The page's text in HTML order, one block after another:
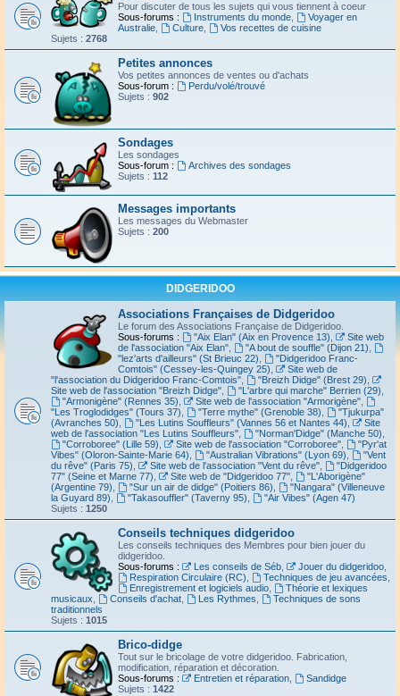
Pour discuter de tous les sujets qui vous tiennent à coeur
Sous-forums :
Instruments du monde,
Voyager en
Australie
Culture,
Vos recettes de cuisine
Sujets : 2768
Petites annonces
Vos petites annonces de ventes ou d'achats
Sous-forum :
Perdu/volé/trouvé
Sujets : 902
Sondages
Les sondages
Sous-forum :
Archives des sondages
Sujets : 112
Messages importants
Les messages du Webmaster
Sujets : 200
DIDGERIDOO
Associations Françaises de Didgeridoo
Le forum des Associations Française de Didgeridoo.
Sous-forums :
"Aix Elan" (Aix en Provence 13)
Site web
de l'association "Aix Elan"
"A bout de souffle" (Dijon 21)
"lez'arts d'ailleurs" (St Brieuc 22)
"Didgeridoo Franc-
Comtois" (Cessey-les-Quingey 25)
Site web de
"l'association du Didgeridoo Franc-Comtois"
"Breizh Didge" (Brest 29)
Site web de l'association "Breizh Didge"
"L'arbre qui marche" Berrien (29)
"Armonigène" (Rennes 35)
Site web de l'association "Armorigène",
"Les Troglodidges" (Tours 37)
"Terre mythe" (Grenoble 38)
"Tjukurpa"
(Avranches 50)
"Les Lutins Souffleurs" (Vannes 56 et Nantes 44)
Site
web de l'association "Les Lutins Souffleurs"
"Norman'Didge" (Manche 50)
"Corroboree" (Lille 59)
Site web de l'association "Corroboree",
"Pyr'at
Vibes" (Oloron-Sainte-Marie 64)
"Australian Vibrations" (Lyon 69)
"Vent
du rêve" (Paris 75)
Site web de l'association "Vent du rêve",
"Didgeridoo
77" (Seine et Marne 77)
Site web de "Didgeridoo 77",
"L'Aborigène"
(Argentine 79)
"Sur un air de didge" (Poitiers 86)
"Nangara" (Villeneuve
la Guyard 89)
"Takasouffler" (Taverny 95)
"Air Vibes" (Agen 47)
Sujets : 1250
Conseils techniques didgeridoo
Les conseils techniques des Membres pour bien jouer du
didgeridoo.
Sous-forums :
Les conseils de Séb, Jouer du didgeridoo,
Respiration Circulaire (RC)
Techniques de jeu avancées
Enregistrement et logiciels audio,
Théorie et lexiques
musicaux
Conseils d'achat, Les Rythmes
Techniques de sons
traditionnels
Sujets : 1015
Brico-didge
Tout sur le bricolage de votre didgeridoo. Fabrication,
modification, réparation et décoration.
Sous-forums :
Entretien et réparation,
Sandidge
Sujets : 1422